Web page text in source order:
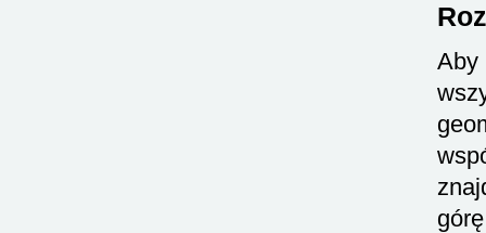
Aby